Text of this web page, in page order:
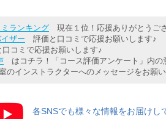
ランキング 現在１位！応援ありがとうご
ザー 評価と口コミで応援お願いします♪
コミで応援お願いします♪
はコチラ！「コース評価アンケート」内の
のインストラクターへのメッセージをお願
各SNSでも様々な情報をお届けし